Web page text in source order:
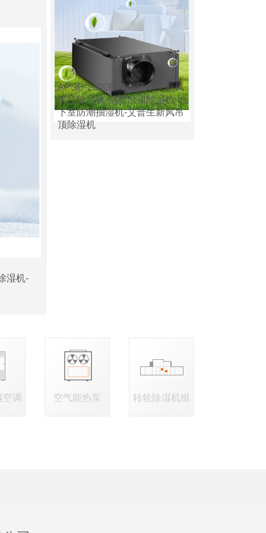
湿机-
APSD-2600E 单向流中央新风
吊顶除湿机-别墅吊顶除湿机-地
下室防潮抽湿机-艾普生新风吊
顶除湿机
调 空气能热泵 转轮除湿机组